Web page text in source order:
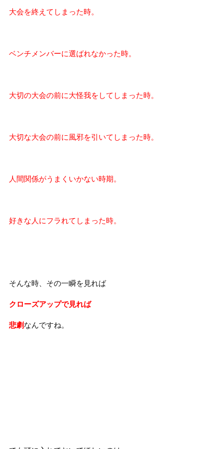
大会を終えてしまった時。
ベンチメンバーに選ばれなかった時。
大切の大会の前に大怪我をしてしまった時。
大切な大会の前に風邪を引いてしまった時。
人間関係がうまくいかない時期。
好きな人にフラれてしまった時。
そんな時、その一瞬を見れば
クローズアップで見れば
悲劇なんですね。